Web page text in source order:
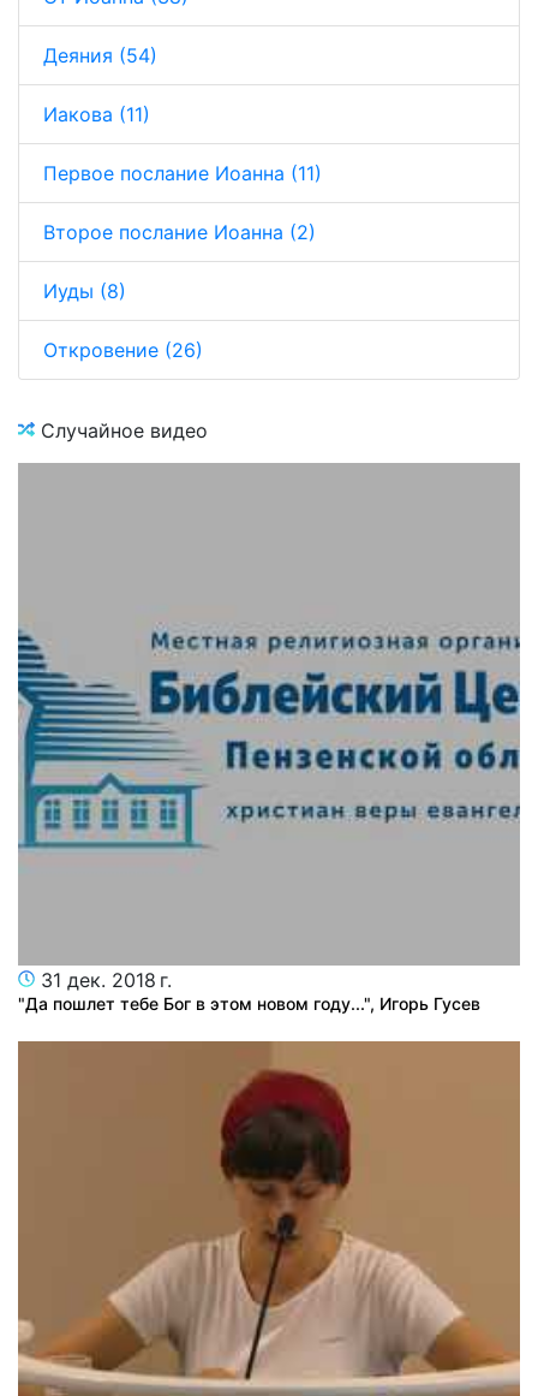
Деяния (54)
Иакова (11)
Первое послание Иоанна (11)
Второе послание Иоанна (2)
Иуды (8)
Откровение (26)
Случайное видео
31 дек. 2018 г.
"Да пошлет тебе Бог в этом новом году...", Игорь Гусев